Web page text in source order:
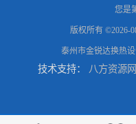
您是
版权所有 ©2026-
泰州市金锐达换热
技术支持： 八方资源网